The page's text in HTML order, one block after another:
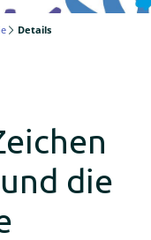
Details
die